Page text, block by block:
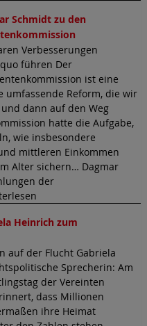
Schmidt zu den
Verbesserungen
führen Der
ist eine
umfassende Reform, die wir
dann auf den Weg
hatte die Aufgabe,
wie insbesondere
mittleren Einkommen
Alter sichern… Dagmar
der
Heinrich zum
auf der Flucht Gabriela
Sprecherin: Am
der Vereinten
dass Millionen
ihre Heimat